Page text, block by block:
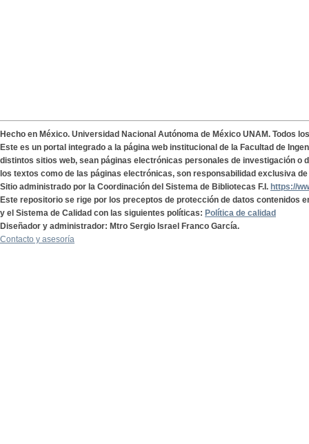
Hecho en México. Universidad Nacional Autónoma de México UNAM. Todos
Este es un portal integrado a la página web institucional de la Facultad de
distintos sitios web, sean páginas electrónicas personales de investigación o
los textos como de las páginas electrónicas, son responsabilidad exclusiva
Sitio administrado por la Coordinación del Sistema de Bibliotecas F.I. https://
Este repositorio se rige por los preceptos de protección de datos contenidos
y el Sistema de Calidad con las siguientes políticas: Política de calidad
Diseñador y administrador: Mtro Sergio Israel Franco García.
Contacto y asesoría